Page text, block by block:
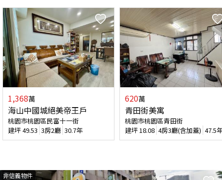
1,368萬
海山中國城絕美帝王戶
桃園市桃園區民富十一街
建坪49.53 3房2廳 30.7年
620萬
青田街美寓
桃園市桃園區青田街
建坪18.08 4房3廳(含加蓋) 47.5
非信義物件